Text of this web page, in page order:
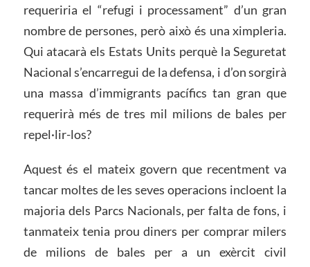
requeriria el “refugi i processament” d’un gran
nombre de persones, però això és una ximpleria.
Qui atacarà els Estats Units perquè la Seguretat
Nacional s’encarregui de la defensa, i d’on sorgirà
una massa d’immigrants pacífics tan gran que
requerirà més de tres mil milions de bales per
repel·lir-los?
Aquest és el mateix govern que recentment va
tancar moltes de les seves operacions incloent la
majoria dels Parcs Nacionals, per falta de fons, i
tanmateix tenia prou diners per comprar milers
de milions de bales per a un exèrcit civil